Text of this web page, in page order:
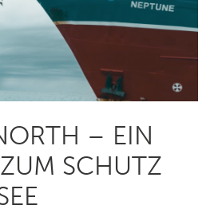
– EIN
SCHUTZ